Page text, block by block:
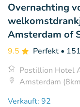
Overnachting
Amsterdam of
9.5 Perfekt •
Postillion Hotel
Amsterdam
Verkauft: 92